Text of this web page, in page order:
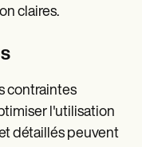
claires.
contraintes
l'utilisation
détaillés peuvent